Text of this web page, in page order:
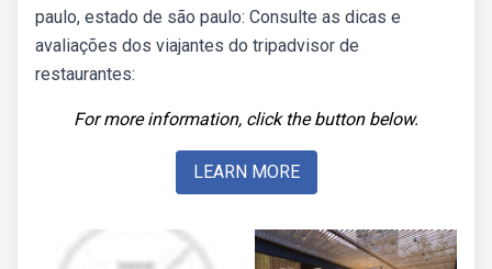
paulo, estado de são paulo: Consulte as dicas e
avaliações dos viajantes do tripadvisor de
restaurantes:
For more information, click the button below.
LEARN MORE